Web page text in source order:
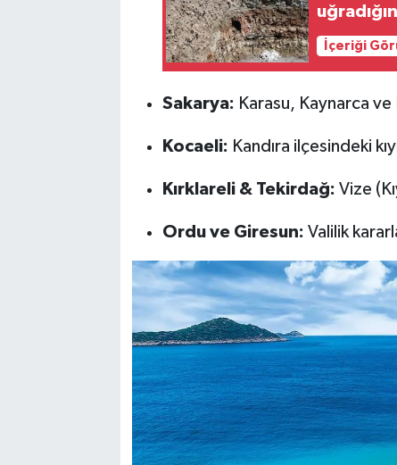
İçeriği
Sakarya: Karasu, Kaynarca
Kocaeli: Kandıra ilçesindeki
Kırklareli & Tekirdağ: Vize
Ordu ve Giresun: Valilik